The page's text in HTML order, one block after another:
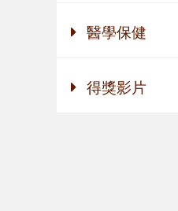
醫學保健
得獎影片